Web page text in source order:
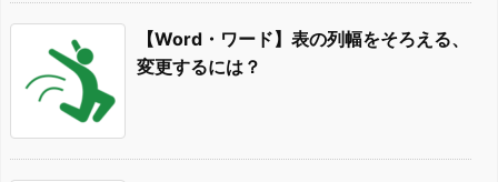
【Word・ワード】表の列幅をそろえる、
変更するには？